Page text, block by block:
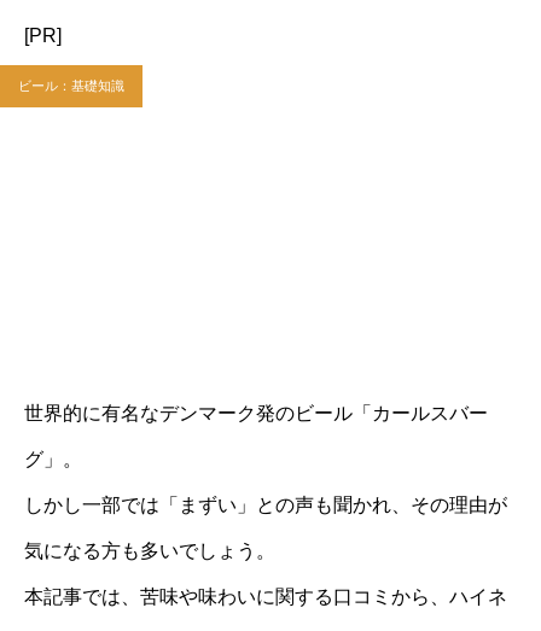
[PR]
ビール：基礎知識
世界的に有名なデンマーク発のビール「カールスバー
グ」。
しかし一部では「まずい」との声も聞かれ、その理由が
気になる方も多いでしょう。
本記事では、苦味や味わいに関する口コミから、ハイネ